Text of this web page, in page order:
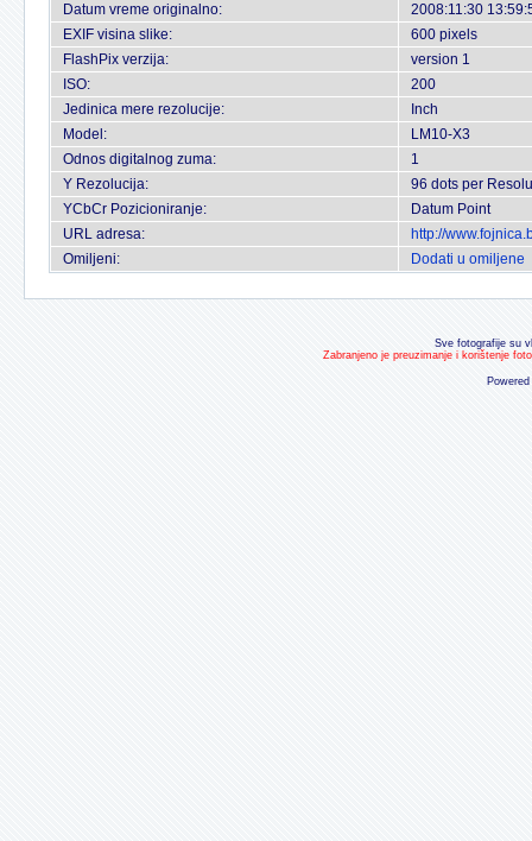
Datum vreme originalno:
2008:11:30
EXIF visina slike:
600 pixels
FlashPix verzija:
version 1
ISO:
200
Jedinica mere rezolucije:
Inch
Model:
LM10-X3
Odnos digitalnog zuma:
1
Y Rezolucija:
96 dots per
YCbCr Pozicioniranje:
Datum Point
URL adresa:
http://
Omiljeni:
Dodati u omiljene
Sve fotografije su
Zabranjeno je preuzimanje i korištenje